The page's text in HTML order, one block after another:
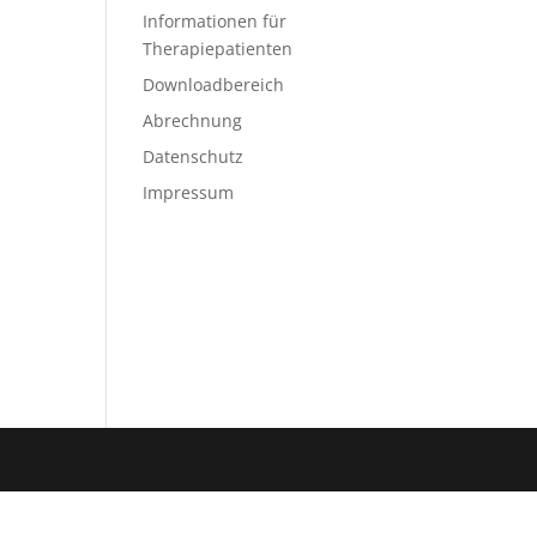
Informationen für
Therapiepatienten
Downloadbereich
Abrechnung
Datenschutz
Impressum